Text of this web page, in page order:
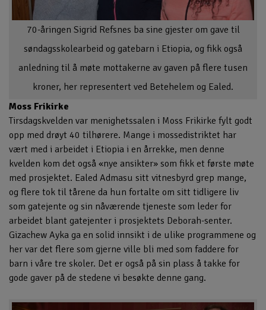
70-åringen Sigrid Refsnes ba sine gjester om gave til
søndagsskolearbeid og gatebarn i Etiopia, og fikk også
anledning til å møte mottakerne av gaven på flere tusen
kroner, her representert ved Betehelem og Ealed.
Moss Frikirke
Tirsdagskvelden var menighetssalen i Moss Frikirke fylt godt
opp med drøyt 40 tilhørere. Mange i mossedistriktet har
vært med i arbeidet i Etiopia i en årrekke, men denne
kvelden kom det også «nye ansikter» som fikk et første møte
med prosjektet. Ealed Admasu sitt vitnesbyrd grep mange,
og flere tok til tårene da hun fortalte om sitt tidligere liv
som gatejente og sin nåværende tjeneste som leder for
arbeidet blant gatejenter i prosjektets Deborah-senter.
Gizachew Ayka ga en solid innsikt i de ulike programmene og
her var det flere som gjerne ville bli med som faddere for
barn i våre tre skoler. Det er også på sin plass å takke for
gode gaver på de stedene vi besøkte denne gang.